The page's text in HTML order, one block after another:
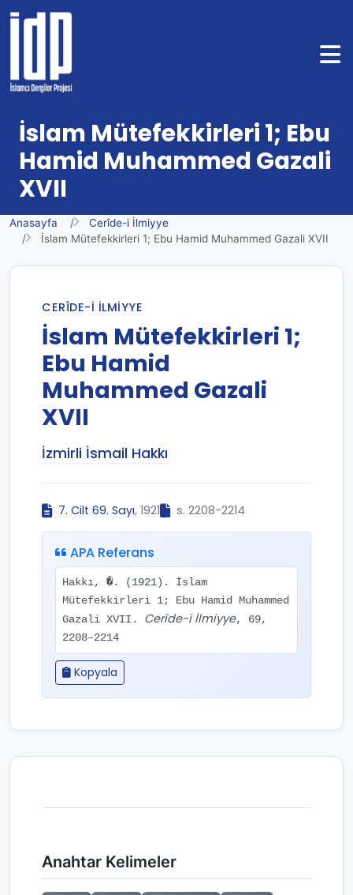
İslam Mütefekkirleri 1; Ebu
Hamid Muhammed Gazali
XVII
Anasayfa
Cerîde-i İlmiyye
İslam Mütefekkirleri 1; Ebu Hamid Muhammed Gazali XVII
CERÎDE-I İLMIYYE
İslam Mütefekkirleri 1;
Ebu Hamid
Muhammed Gazali
XVII
İzmirli İsmail Hakkı
7. Cilt 69. Sayı, 1921 s. 2208-2214
APA Referans
Hakkı, �. (1921). İslam
Mütefekkirleri 1; Ebu Hamid Muhammed
Gazali XVII. Cerîde-i İlmiyye, 69,
2208–2214
Kopyala
Anahtar Kelimeler